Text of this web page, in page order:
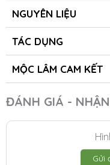
NGUYÊN LIỆU
TÁC DỤNG
MỘC LÂM CAM KẾT
ĐÁNH GIÁ -
Gửi